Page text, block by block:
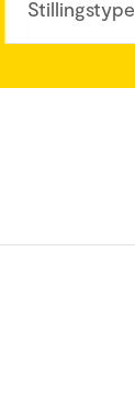
Stillingstype